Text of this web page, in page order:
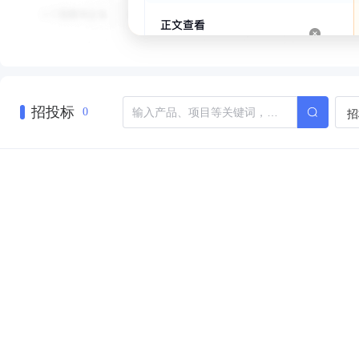
招投标 0